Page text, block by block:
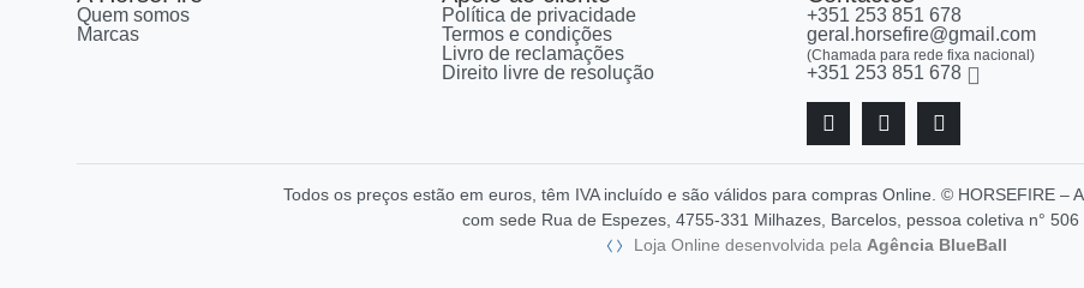
Quem somos
Marcas
Política de privacidade
Termos e condições
Livro de reclamações
Direito livre de resolução
+351 253 851 678
geral.horsefire@gmail.com
(Chamada para rede fixa nacional)
+351 253 851 678
Todos os preços estão em euros, têm IVA incluído e são válidos para compras Online. © HORSEFIRE –
com sede Rua de Espezes, 4755-331 Milhazes, Barcelos, pessoa coletiva n° 506
Loja Online desenvolvida pela Agência BlueBall